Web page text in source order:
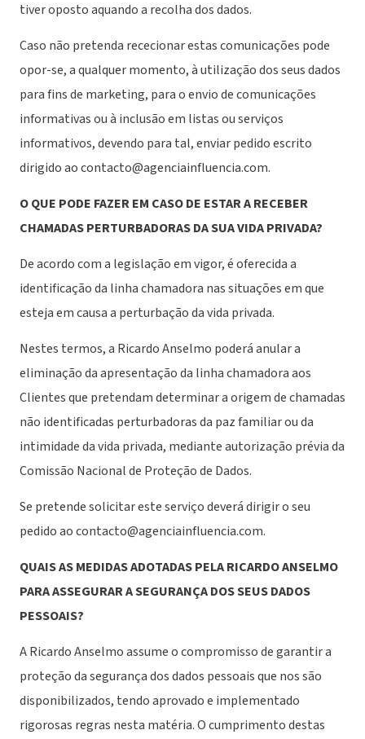
tiver oposto aquando a recolha dos dados.
Caso não pretenda rececionar estas comunicações pode
opor-se, a qualquer momento, à utilização dos seus dados
para fins de marketing, para o envio de comunicações
informativas ou à inclusão em listas ou serviços
informativos, devendo para tal, enviar pedido escrito
dirigido ao contacto@agenciainfluencia.com.
O QUE PODE FAZER EM CASO DE ESTAR A RECEBER
CHAMADAS PERTURBADORAS DA SUA VIDA PRIVADA?
De acordo com a legislação em vigor, é oferecida a
identificação da linha chamadora nas situações em que
esteja em causa a perturbação da vida privada.
Nestes termos, a Ricardo Anselmo poderá anular a
eliminação da apresentação da linha chamadora aos
Clientes que pretendam determinar a origem de chamadas
não identificadas perturbadoras da paz familiar ou da
intimidade da vida privada, mediante autorização prévia da
Comissão Nacional de Proteção de Dados.
Se pretende solicitar este serviço deverá dirigir o seu
pedido ao contacto@agenciainfluencia.com.
QUAIS AS MEDIDAS ADOTADAS PELA RICARDO ANSELMO
PARA ASSEGURAR A SEGURANÇA DOS SEUS DADOS
PESSOAIS?
A Ricardo Anselmo assume o compromisso de garantir a
proteção da segurança dos dados pessoais que nos são
disponibilizados, tendo aprovado e implementado
rigorosas regras nesta matéria. O cumprimento destas